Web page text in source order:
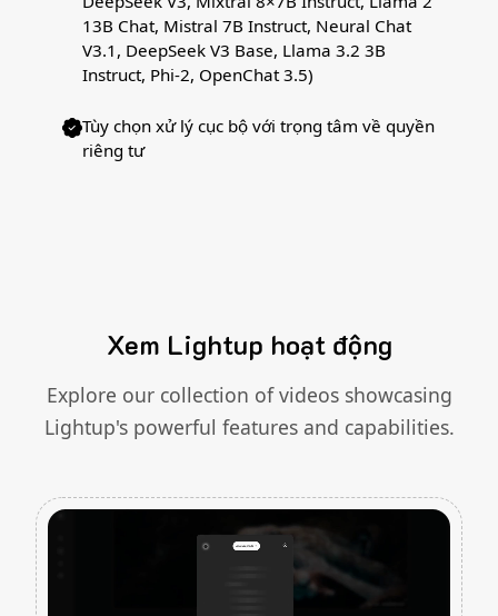
13B Chat, Mistral 7B Instruct, Neural Chat
V3.1, DeepSeek V3 Base, Llama 3.2 3B
Instruct, Phi-2, OpenChat 3.5)
Tùy chọn xử lý cục bộ với trọng tâm về quyền
riêng tư
Xem Lightup hoạt động
Explore our collection of videos showcasing
Lightup's powerful features and capabilities.